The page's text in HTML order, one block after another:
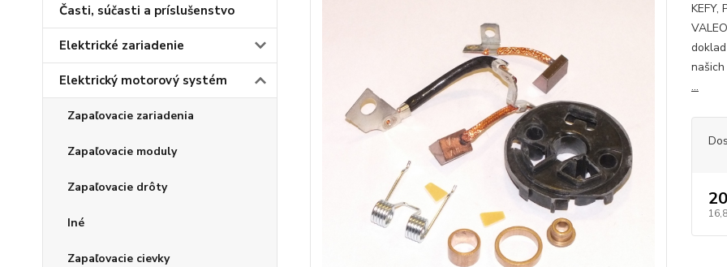
Časti, súčasti a príslušenstvo
Elektrické zariadenie
Elektrický motorový systém
Zapaľovacie zariadenia
Zapaľovacie moduly
Zapaľovacie drôty
Iné
Zapaľovacie cievky
KEFY,
...